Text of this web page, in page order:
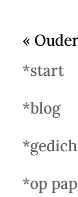
«
*start
*blog
*op